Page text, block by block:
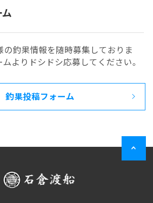
の釣果情報を随時募集しておりま
よりドシドシ応募してください。
釣果投稿フォーム